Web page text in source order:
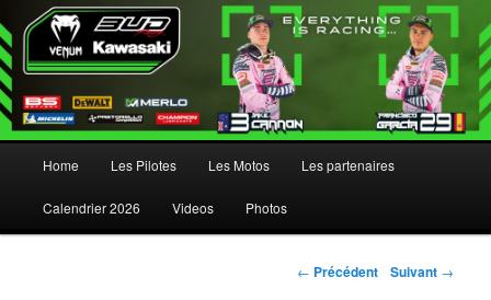
Aller au contenu principal
Aller au contenu secondaire
Home Les Pilotes Les Motos Les partenaires
Calendrier 2026 Videos Photos
Navigation des articles
← Précédent Suivant →